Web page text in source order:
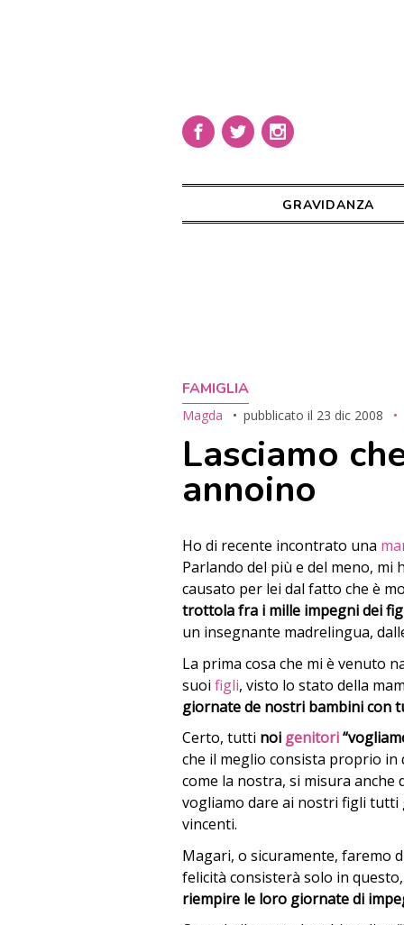
GRAVIDANZA
FAMIGLIA
Magda pubblicato il 23 dic 2008
Lasciamo
annoino
Ho di recente incontrato una
Parlando del più e del meno,
causato per lei dal fatto che è
trottola fra i mille impegni dei
un insegnante madrelingua,
La prima cosa che mi è venuto
suoi figli, visto lo stato della
giornate de nostri bambini con
Certo, tutti noi genitori
che il meglio consista proprio in
come la nostra, si misura anche
vogliamo dare ai nostri figli
vincenti.
Magari, o sicuramente, faremo
felicità consisterà solo in
riempire le loro giornate di